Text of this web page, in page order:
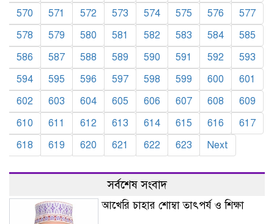
570
571 572 573 574 575 576
577
578
579 580 581 582 583 584
585
586
587 588 589 590 591 592
593
594
595 596 597 598 599 600
601
602
603 604 605 606 607 608
609
610
611 612 613 614 615 616
617
618
619 620 621 622 623 Next
সর্বশেষ সংবাদ
আখেরি চাহার শোম্বা তাৎপর্য ও শিক্ষা